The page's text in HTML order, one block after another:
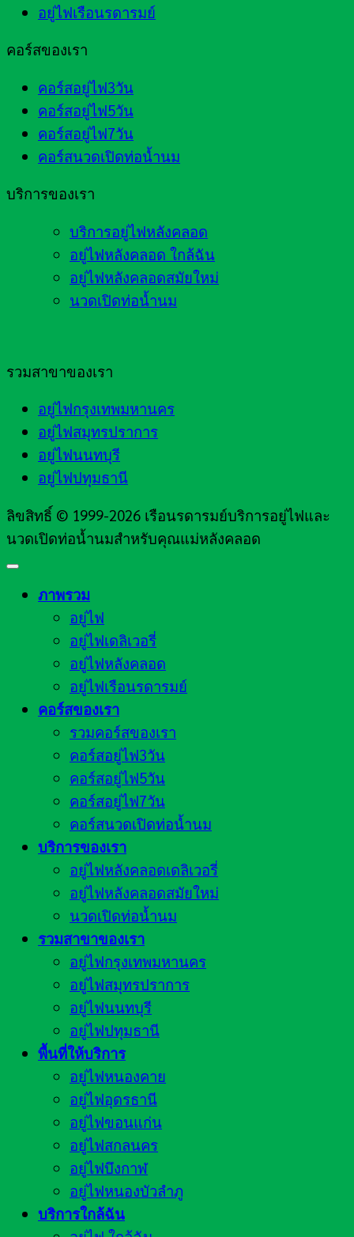
อยู่ไฟเรือนรดารมย์
คอร์สของเรา
คอร์สอยู่ไฟ3วัน
คอร์สอยู่ไฟ5วัน
คอร์สอยู่ไฟ7วัน
คอร์สนวดเปิดท่อน้ำนม
บริการของเรา
บริการอยู่ไฟหลังคลอด
อยู่ไฟหลังคลอด ใกล้ฉัน
อยู่ไฟหลังคลอดสมัยใหม่
นวดเปิดท่อน้ำนม
รวมสาขาของเรา
อยู่ไฟกรุงเทพมหานคร
อยู่ไฟสมุทรปราการ
อยู่ไฟนนทบุรี
อยู่ไฟปทุมธานี
ลิขสิทธิ์ © 1999-2026 เรือนรดารมย์บริการอยู่ไฟและ
นวดเปิดท่อน้ำนมสำหรับคุณแม่หลังคลอด
ภาพรวม
อยู่ไฟ
อยู่ไฟเดลิเวอรี่
อยู่ไฟหลังคลอด
อยู่ไฟเรือนรดารมย์
คอร์สของเรา
รวมคอร์สของเรา
คอร์สอยู่ไฟ3วัน
คอร์สอยู่ไฟ5วัน
คอร์สอยู่ไฟ7วัน
คอร์สนวดเปิดท่อน้ำนม
บริการของเรา
อยู่ไฟหลังคลอดเดลิเวอรี่
อยู่ไฟหลังคลอดสมัยใหม่
นวดเปิดท่อน้ำนม
รวมสาขาของเรา
อยู่ไฟกรุงเทพมหานคร
อยู่ไฟสมุทรปราการ
อยู่ไฟนนทบุรี
อยู่ไฟปทุมธานี
พื้นที่ให้บริการ
อยู่ไฟหนองคาย
อยู่ไฟอุดรธานี
อยู่ไฟขอนแก่น
อยู่ไฟสกลนคร
อยู่ไฟบึงกาฬ
อยู่ไฟหนองบัวลำภู
บริการใกล้ฉัน